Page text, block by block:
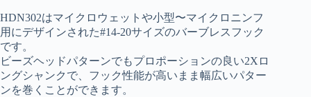
HDN302はマイクロウェットや小型〜マイクロニンフ
用にデザインされた#14-20サイズのバーブレスフック
です。
ビーズヘッドパターンでもプロポーションの良い2Xロ
ングシャンクで、フック性能が高いまま幅広いパター
ンを巻くことができます。